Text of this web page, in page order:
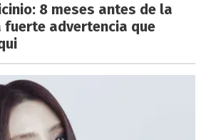
8 meses antes de la
fuerte advertencia que